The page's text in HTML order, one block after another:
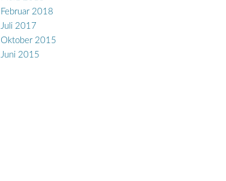
Februar 2018
Juli 2017
Oktober 2015
Juni 2015